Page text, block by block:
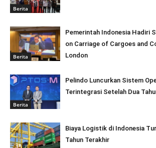
Berita
Berita
Pemerintah Indonesia Hadiri
on Carriage of Cargoes and
London
Berita
Pelindo Luncurkan Sistem
Terintegrasi Setelah Dua
Biaya Logistik di Indonesia
Tahun Terakhir